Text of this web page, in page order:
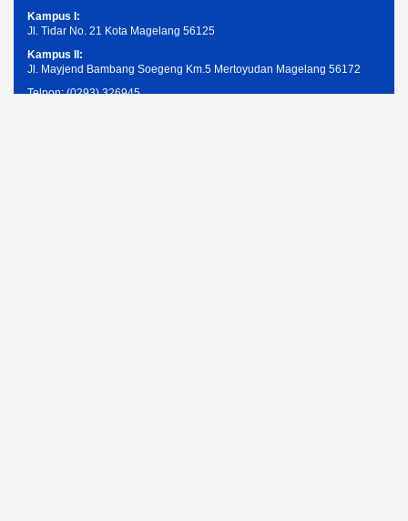
Kampus I:
Jl. Tidar No. 21 Kota Magelang 56125
Kampus II:
Jl. Mayjend Bambang Soegeng Km.5 Mertoyudan Magelang 56172
Telpon: (0293) 326945